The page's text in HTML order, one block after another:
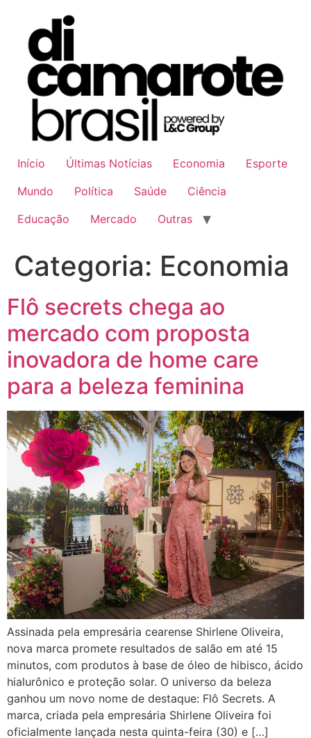
conteúdo
Início Últimas Notícias Economia
Esporte
Mundo
Política Saúde
Ciência
Educação
Mercado Outras
Categoria: Economia
Flô secrets chega ao
mercado com proposta
inovadora de home care
para a beleza feminina
Assinada pela empresária cearense Shirlene Oliveira,
nova marca promete resultados de salão em até 15
minutos, com produtos à base de óleo de hibisco, ácido
hialurônico e proteção solar. O universo da beleza
ganhou um novo nome de destaque: Flô Secrets. A
marca, criada pela empresária Shirlene Oliveira foi
oficialmente lançada nesta quinta-feira (30) e […]